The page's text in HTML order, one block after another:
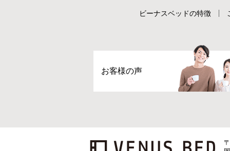
ビーナスベッドの特徴
お客様の声